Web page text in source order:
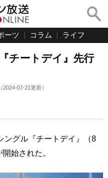
ーツ コラム ライフ
チートデイ』先行
（2024-07-21更新）
ングル『チートデイ』（8
始された。